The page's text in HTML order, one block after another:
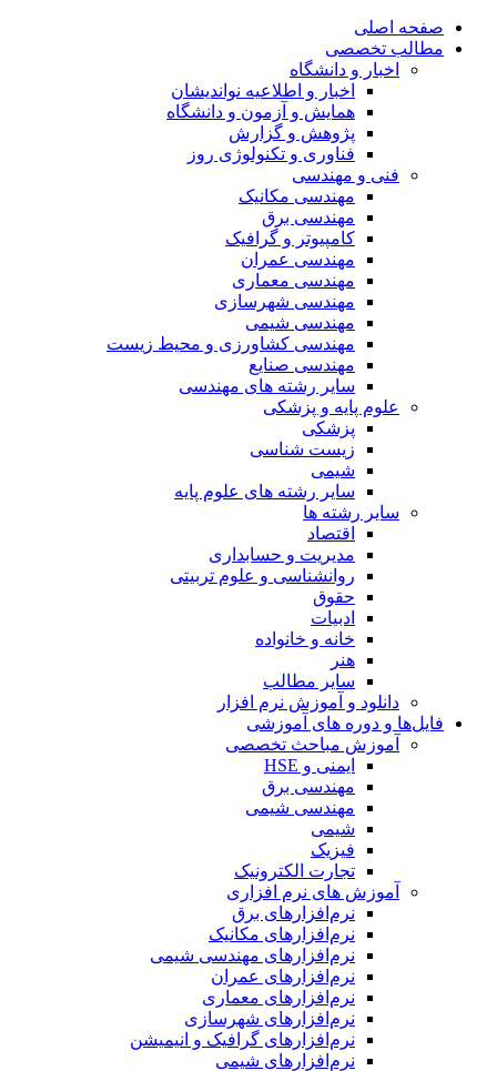
صفحه اصلی
مطالب تخصصی
اخبار و دانشگاه
اخبار و اطلاعیه نواندیشان
همایش و آزمون و دانشگاه
پژوهش و گزارش
فناوری و تکنولوژی روز
فنی و مهندسی
مهندسی مکانیک
مهندسی برق
کامپیوتر و گرافیک
مهندسی عمران
مهندسی معماری
مهندسی شهرسازی
مهندسی شیمی
مهندسی کشاورزی و محیط زیست
مهندسی صنایع
سایر رشته های مهندسی
علوم پایه و پزشکی
پزشکی
زیست شناسی
شیمی
سایر رشته های علوم پایه
سایر رشته ها
اقتصاد
مدیریت و حسابداری
روانشناسی و علوم تربیتی
حقوق
ادبیات
خانه و خانواده
هنر
سایر مطالب
دانلود و آموزش نرم افزار
فایل‌ها و دوره های آموزشی
آموزش مباحث تخصصی
ایمنی و HSE
مهندسی برق
مهندسی شیمی
شیمی
فیزیک
تجارت الکترونیک
آموزش های نرم افزاری
نرم‌افزارهای برق
نرم‌افزارهای مکانیک
نرم‌افزارهای مهندسی شیمی
نرم‌افزارهای عمران
نرم‌افزارهای معماری
نرم‌افزارهای شهرسازی
نرم‌افزارهای گرافیک و انیمیشن
نرم‌افزارهای شیمی